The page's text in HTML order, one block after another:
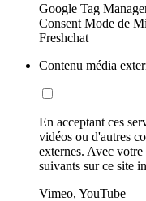
Google Tag
Consent Mode de
Freshchat
Contenu média
En acceptant ces
vidéos ou d'autres
externes. Avec
suivants sur ce site
Vimeo, YouTube